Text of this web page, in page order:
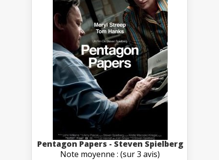
Pentagon Papers - Steven Spielberg
Note moyenne : (sur 3 avis)